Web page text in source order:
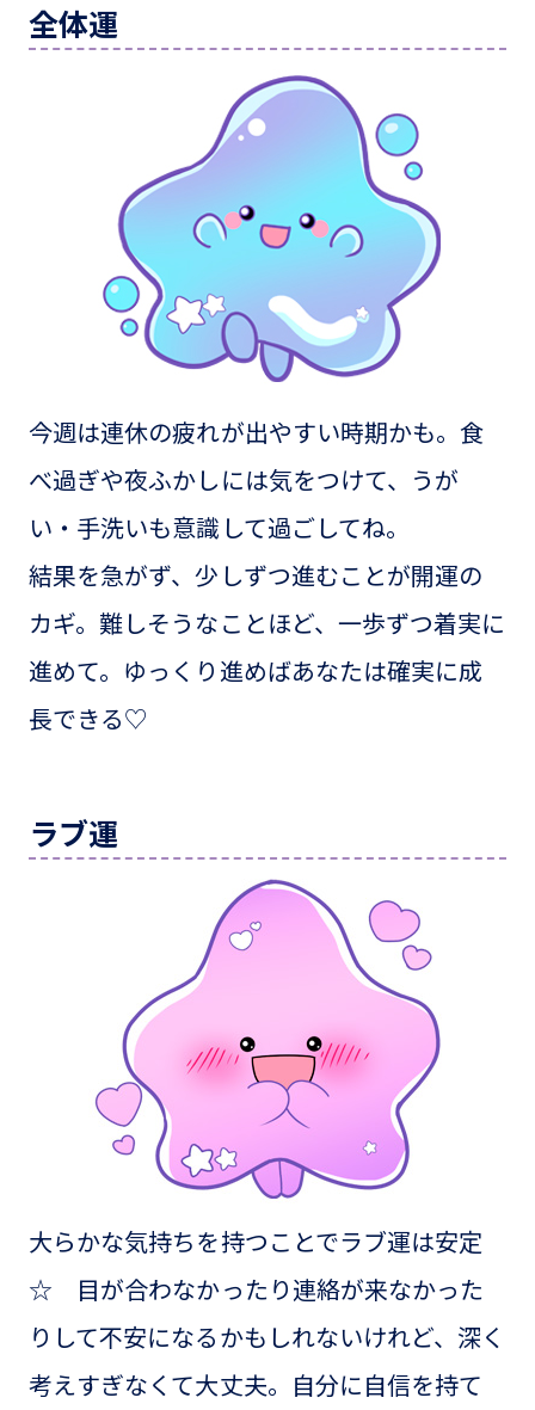
全体運
今週は連休の疲れが出やすい時期かも。食
べ過ぎや夜ふかしには気をつけて、うが
い・手洗いも意識して過ごしてね。
結果を急がず、少しずつ進むことが開運の
カギ。難しそうなことほど、一歩ずつ着実に
進めて。ゆっくり進めばあなたは確実に成
長できる♡
ラブ運
大らかな気持ちを持つことでラブ運は安定
☆ 目が合わなかったり連絡が来なかった
りして不安になるかもしれないけれど、深く
考えすぎなくて大丈夫。自分に自信を持て